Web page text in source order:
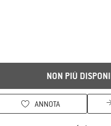
NON PIÙ
ANNOTA